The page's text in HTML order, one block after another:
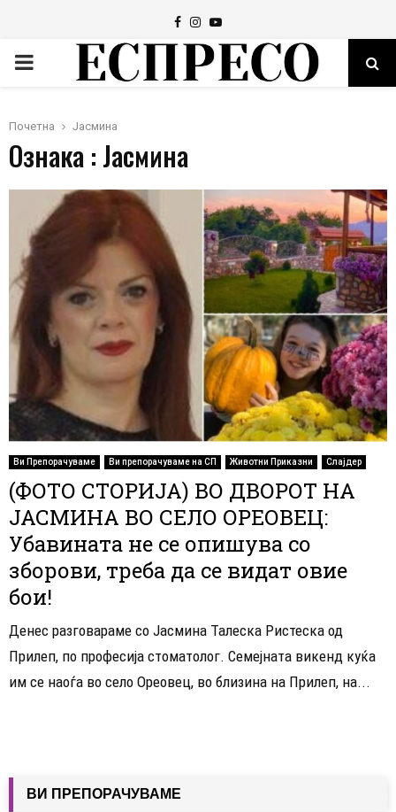
Facebook
Instagram
Youtube
PRIMARY
Почетна Јасмина
Ознака : Јасмина
Ви Препорачуваме Ви препорачуваме на СП Животни Приказни Слајдер
(ФОТО СТОРИЈА) ВО ДВОРОТ НА
ЈАСМИНА ВО СЕЛО ОРЕОВЕЦ:
Убавината не се опишува со
зборови, треба да се видат овие
бои!
Денес разговараме со Јасмина Талеска Ристеска од
Прилеп, по професија стоматолог. Семејната викенд куќа
им се наоѓа во село Ореовец, во близина на Прилеп, на...
ВИ ПРЕПОРАЧУВАМЕ